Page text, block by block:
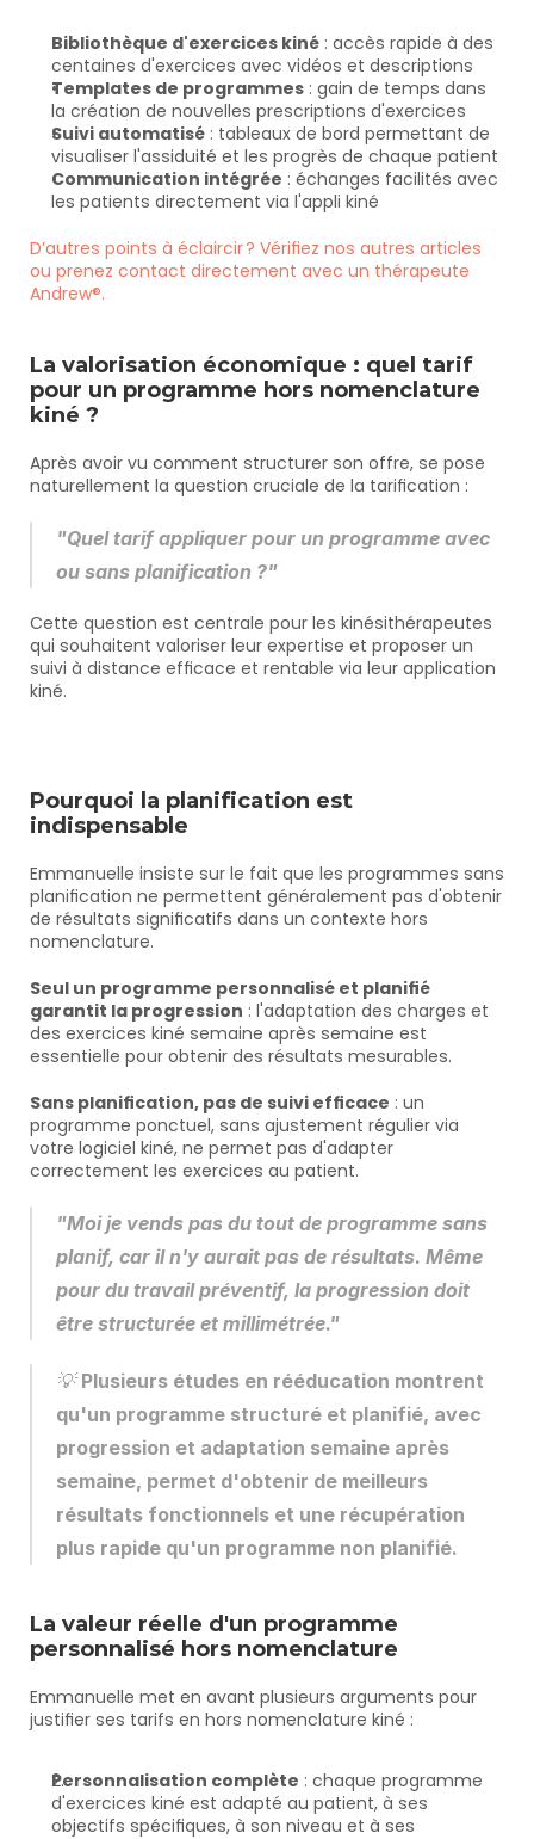
Bibliothèque d'exercices kiné : accès rapide à des
centaines d'exercices avec vidéos et descriptions
Templates de programmes : gain de temps dans
la création de nouvelles prescriptions d'exercices
Suivi automatisé : tableaux de bord permettant de
visualiser l'assiduité et les progrès de chaque patient
Communication intégrée : échanges facilités avec
les patients directement via l'appli kiné
D’autres points à éclaircir ? Vérifiez nos autres articles
ou prenez contact directement avec un thérapeute
Andrew®.
La valorisation économique : quel tarif
pour un programme hors nomenclature
kiné ?
Après avoir vu comment structurer son offre, se pose
naturellement la question cruciale de la tarification :
"Quel tarif appliquer pour un programme avec
ou sans planification ?"
Cette question est centrale pour les kinésithérapeutes
qui souhaitent valoriser leur expertise et proposer un
suivi à distance efficace et rentable via leur application
kiné.
Pourquoi la planification est
indispensable
Emmanuelle insiste sur le fait que les programmes sans
planification ne permettent généralement pas d'obtenir
de résultats significatifs dans un contexte hors
nomenclature.
Seul un programme personnalisé et planifié
garantit la progression : l'adaptation des charges et
des exercices kiné semaine après semaine est
essentielle pour obtenir des résultats mesurables.
Sans planification, pas de suivi efficace : un
programme ponctuel, sans ajustement régulier via
votre logiciel kiné, ne permet pas d'adapter
correctement les exercices au patient.
"Moi je vends pas du tout de programme sans
planif, car il n'y aurait pas de résultats. Même
pour du travail préventif, la progression doit
être structurée et millimétrée."
💡 Plusieurs études en rééducation montrent
qu'un programme structuré et planifié, avec
progression et adaptation semaine après
semaine, permet d'obtenir de meilleurs
résultats fonctionnels et une récupération
plus rapide qu'un programme non planifié.
La valeur réelle d'un programme
personnalisé hors nomenclature
Emmanuelle met en avant plusieurs arguments pour
justifier ses tarifs en hors nomenclature kiné :
Personnalisation complète : chaque programme
d'exercices kiné est adapté au patient, à ses
objectifs spécifiques, à son niveau et à ses